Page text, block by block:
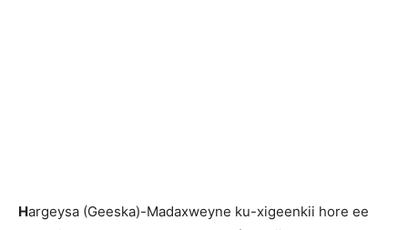
Hargeysa (Geeska)-Madaxweyne ku-xigeenkii hore ee